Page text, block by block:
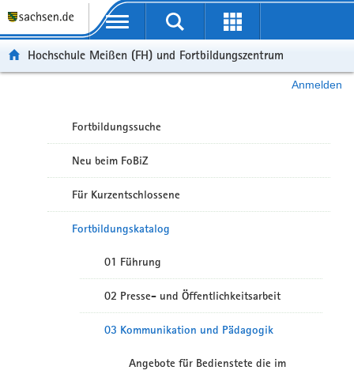
Portalübergreifende Navigation
Hochschule Meißen (FH) und Fortbildungszentrum
Anmelden
Fortbildungssuche
Neu beim FoBiZ
Für Kurzentschlossene
Fortbildungskatalog
01 Führung
02 Presse- und Öffentlichkeitsarbeit
03 Kommunikation und Pädagogik
Angebote für Bedienstete die im